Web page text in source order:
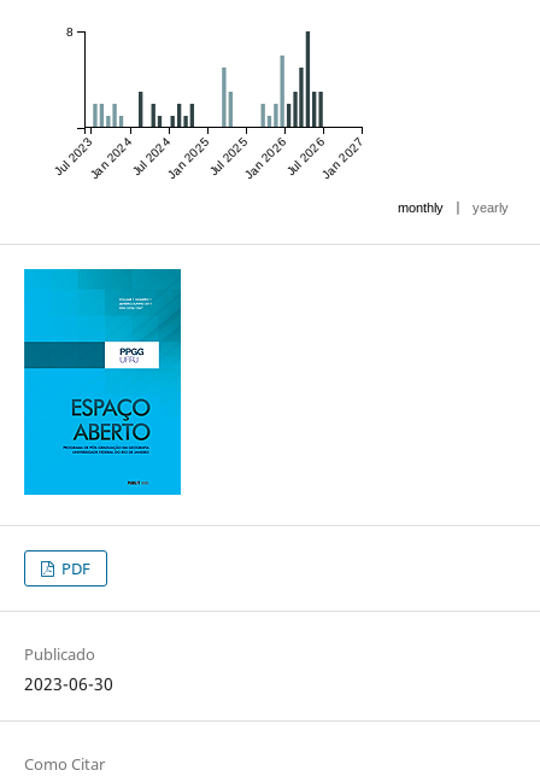
Jul 2023Jan 2024Jul 2024Jan 2025Jul 2025Jan 2026Jul 2026Jan 2027
8
monthly | yearly
PDF
Publicado
2023-06-30
Como Citar